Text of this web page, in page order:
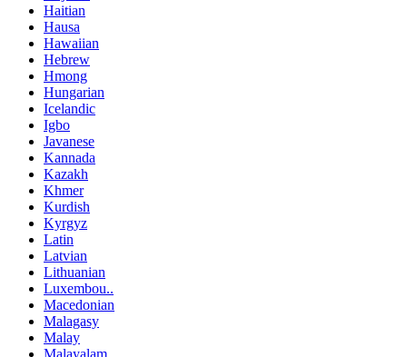
Haitian
Hausa
Hawaiian
Hebrew
Hmong
Hungarian
Icelandic
Igbo
Javanese
Kannada
Kazakh
Khmer
Kurdish
Kyrgyz
Latin
Latvian
Lithuanian
Luxembou..
Macedonian
Malagasy
Malay
Malayalam